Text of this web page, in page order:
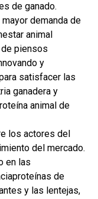
de ganado.
demanda de
animal
piensos
y
satisfacer las
ganadera y
animal de
los actores del
del mercado.
en las
proteínas de
y las lentejas,